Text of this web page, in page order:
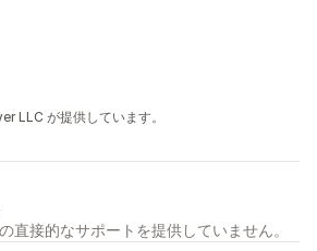
LLC が提供しています。
直接的なサポートを提供していません。